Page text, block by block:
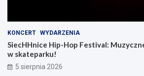
KONCERT WYDARZENIA
SiecHHnice Hip-Hop Festival:
w skateparku!
5 sierpnia 2026